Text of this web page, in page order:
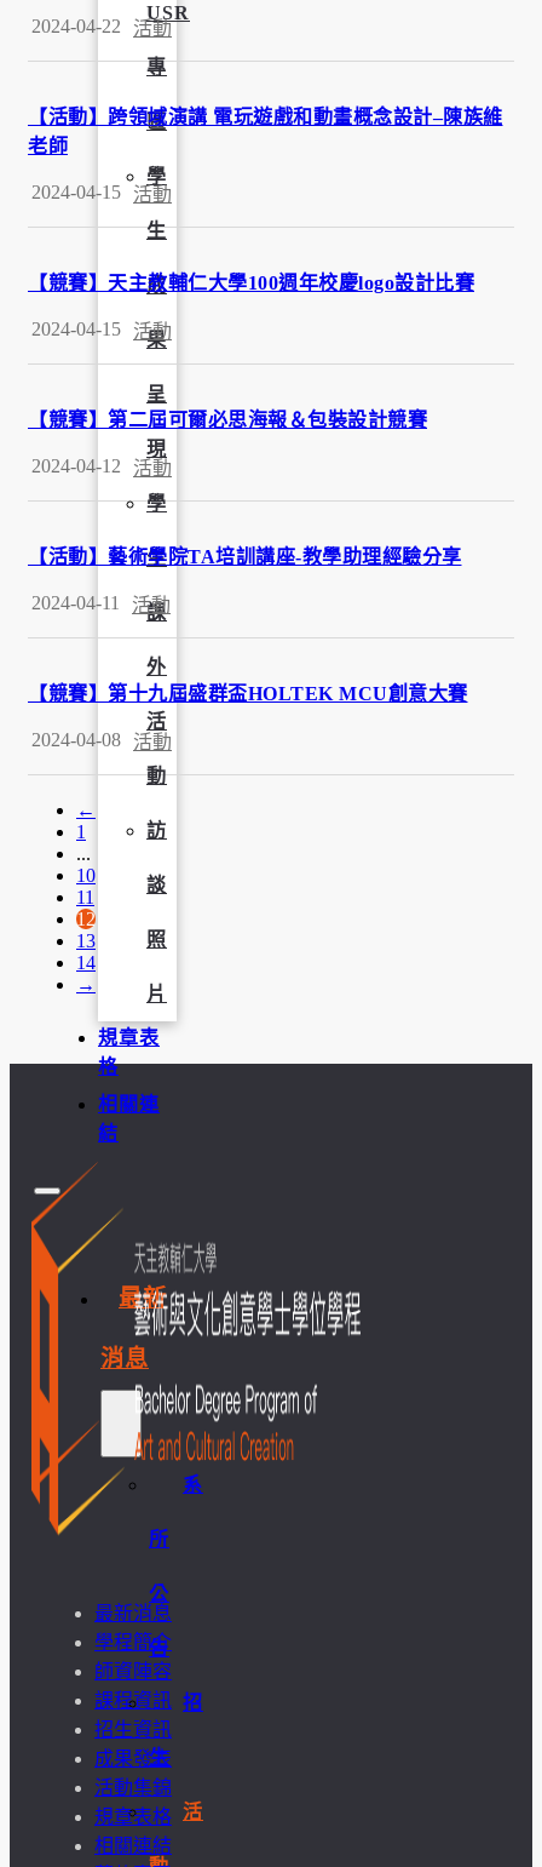
USR
專
區
學
生
成
果
呈
現
學
生
課
外
活
動
訪
談
照
片
規章表
格
相關連
結
最新
消息
系
所
公
告
招
生
活
2024-04-22 活動
【活動】跨領域演講 電玩遊戲和動畫概念設計–陳族維
老師
2024-04-15 活動
【競賽】天主教輔仁大學100週年校慶logo設計比賽
2024-04-15 活動
【競賽】第二屆可爾必思海報＆包裝設計競賽
2024-04-12 活動
【活動】藝術學院TA培訓講座-教學助理經驗分享
2024-04-11 活動
【競賽】第十九屆盛群盃HOLTEK MCU創意大賽
2024-04-08 活動
←
1
...
10
11
12
13
14
→
最新消息
學程簡介
師資陣容
課程資訊
招生資訊
成果發表
活動集錦
規章表格
相關連結